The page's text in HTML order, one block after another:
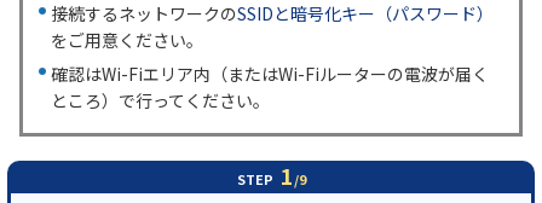
各種ダウンロード
お問い合わせ
接続するネットワークのSSIDと暗号化キー（パスワード）
をご用意ください。
確認はWi-Fiエリア内（またはWi-Fiルーターの電波が届く
ところ）で行ってください。
STEP 1/9